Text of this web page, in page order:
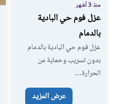
منذ 3 أشهر
عزل فوم حي البادية
بالدمام
عزل فوم حي البادية بالدمام
بدون تسريب وحماية من
الحرارة…
عرض المزيد